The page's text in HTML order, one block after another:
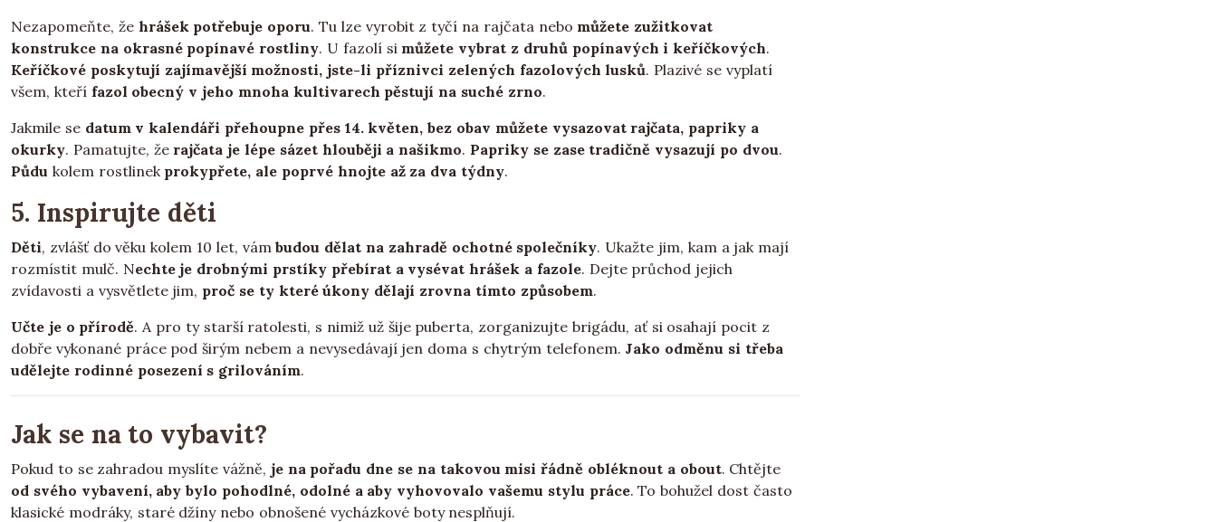
Nezapomeňte, žehrášek potřebuje oporu. Tu lze vyrobit z tyčí na rajčata nebo můžete zužitkovat
konstrukce na okrasné popínavé rostliny. U fazolí si můžete vybrat z druhů popínavých i keříčkových.
Keříčkové poskytují zajímavější možnosti, jste-li příznivci zelených fazolových lusků. Plazivé se vyplatí
všem, kteří fazol obecný v jeho mnoha kultivarech pěstují na suché zrno.
Jakmile se datum v kalendáři přehoupne přes 14. květen, bez obav můžete vysazovat rajčata, papriky a
okurky. Pamatujte, že rajčata je lépe sázet hlouběji a našikmo. Papriky se zase tradičně vysazují po dvou.
Půdu kolem rostlinek prokypřete, ale poprvé hnojte až za dva týdny.
5. Inspirujte děti
Děti, zvlášť do věku kolem 10 let, vámbudou dělat na zahradě ochotné společníky. Ukažte jim, kam a jak mají
rozmístit mulč. Nechte je drobnými prstíky přebírat a vysévat hrášek a fazole. Dejte průchod jejich
zvídavosti a vysvětlete jim, proč se ty které úkony dělají zrovna tímto způsobem.
Učte je o přírodě. A pro ty starší ratolesti, s nimiž už šije puberta, zorganizujte brigádu, ať si osahají pocit z
dobře vykonané práce pod širým nebem a nevysedávají jen doma s chytrým telefonem. Jako odměnu si třeba
udělejte rodinné posezení s grilováním.
Jak se na to vybavit?
Pokud to se zahradou myslíte vážně, je na pořadu dne se na takovou misi řádně obléknout a obout. Chtějte
od svého vybavení, aby bylo pohodlné, odolné a aby vyhovovalo vašemu stylu práce. To bohužel dost často
klasické modráky, staré džíny nebo obnošené vycházkové boty nesplňují.